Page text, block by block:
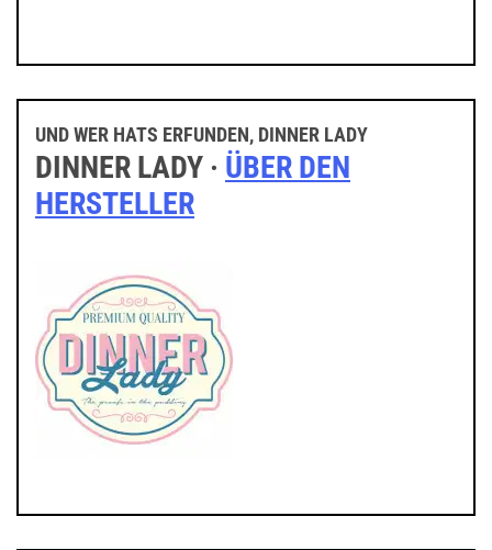
UND WER HATS ERFUNDEN, DINNER LADY
DINNER LADY · ÜBER DEN
HERSTELLER